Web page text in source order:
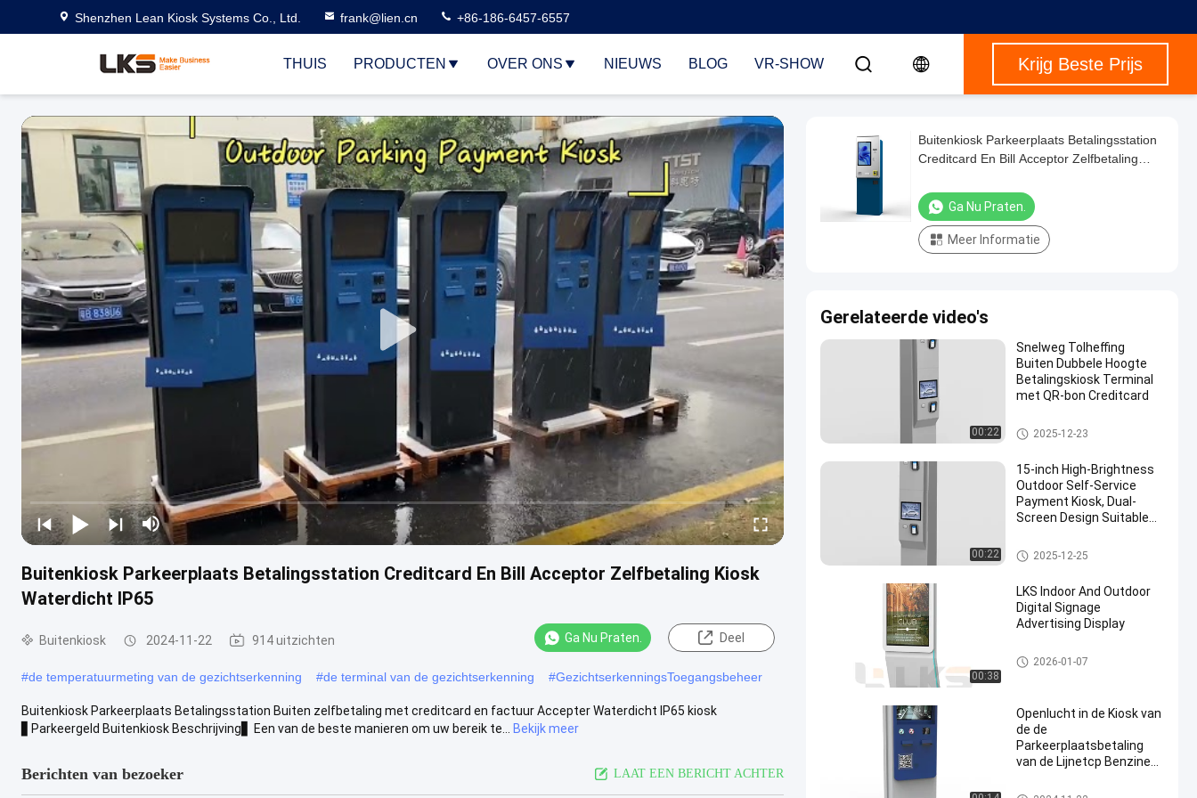
Shenzhen Lean Kiosk Systems Co., Ltd. frank@lien.cn +86-186-6457-6557
THUIS PRODUCTEN OVER ONS NIEUWS BLOG VR-SHOW Krijg Beste Prijs
Buitenkiosk Parkeerplaats Betalingsstation Creditcard En Bill Acceptor Zelfbetaling Kiosk
Waterdicht IP65
Buitenkiosk 2024-11-22 914 uitzichten Ga Nu Praten. Deel
#de temperatuurmeting van de gezichtserkenning #de terminal van de gezichtserkenning #GezichtserkenningsToegangsbeheer
Buitenkiosk Parkeerplaats Betalingsstation Buiten zelfbetaling met creditcard en factuur Accepter Waterdicht IP65 kiosk
▋Parkeergeld Buitenkiosk Beschrijving▋ Een van de beste manieren om uw bereik te...
Bekijk meer
Berichten van bezoeker LAAT EEN BERICHT ACHTER
Buitenkiosk Parkeerplaats Betalingsstation
Creditcard En Bill Acceptor Zelfbetaling
Ga Nu Praten.
Meer Informatie
Gerelateerde video's
00:22
Snelweg Tolheffing
Buiten Dubbele Hoogte
Betalingskiosk Terminal
met QR-bon Creditcard
Buitenkiosk
2025-12-23
00:22
15-inch High-Brightness
Outdoor Self-Service
Payment Kiosk, Dual-
Screen Design Suitable
Independent and
Convenient Payment
Buitenkiosk
2025-12-25
00:38
LKS Indoor And Outdoor
Digital Signage
Advertising Display
digitale borden
2026-01-07
Openlucht in de Kiosk van
de de
Parkeerplaatsbetaling
van de Lijnetcp Benzine
17 Duimtft lcd
Buitenkiosk